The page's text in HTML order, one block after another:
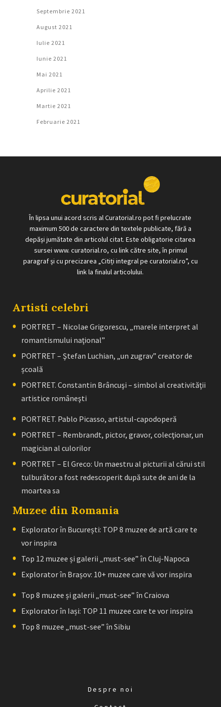
Septembrie 2021
August 2021
Iulie 2021
Iunie 2021
Mai 2021
Aprilie 2021
Martie 2021
Februarie 2021
În lipsa unui acord scris al Curatorial.ro pot fi prelucrate
maximum 500 de caractere din textele publicate, fără a
depăși jumătate din articolul citat. Este obligatorie citarea
sursei www. curatorial.ro, cu link către site, în primul
paragraf și cu precizarea „Citiți integral pe curatorial.ro”, cu
link la finalul articolului.
Artisti celebri
PORTRET – Nicolae Grigorescu, „marele interpret al
romantismului naţional”
PORTRET – Ştefan Luchian, „un zugrav” creator de
școală
PORTRET. Constantin Brâncuşi – simbol al creativităţii
artistice româneşti
PORTRET. Pablo Picasso, artistul-capodoperă
PORTRET – Rembrandt, pictor, gravor, colecţionar, un
magician al culorilor
PORTRET – El Greco: Un maestru al picturii al cărui stil
tulburător a fost redescoperit după sute de ani de la
moartea sa
Muzee din Romania
Explorator în București: TOP 8 muzee de artă care te
vor inspira
Top 12 muzee și galerii „must-see” în Cluj-Napoca
Explorator în Brașov: 10+ muzee care vă vor inspira
Top 8 muzee și galerii „must-see” în Craiova
Explorator în Iași: TOP 11 muzee care te vor inspira
Top 8 muzee „must-see” în Sibiu
Despre noi